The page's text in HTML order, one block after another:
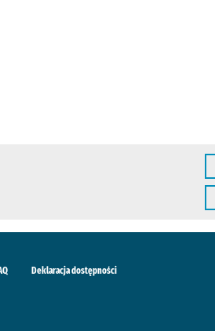
Deklaracja dostępności